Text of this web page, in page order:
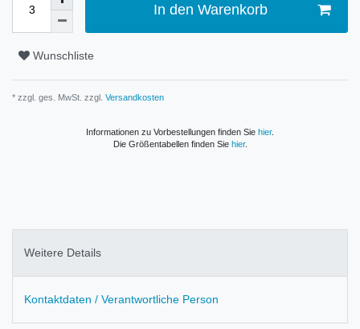
In den Warenkorb
Wunschliste
* zzgl. ges. MwSt. zzgl. Versandkosten
Informationen zu Vorbestellungen finden Sie hier.
Die Größentabellen finden Sie hier.
Weitere Details
Kontaktdaten / Verantwortliche Person